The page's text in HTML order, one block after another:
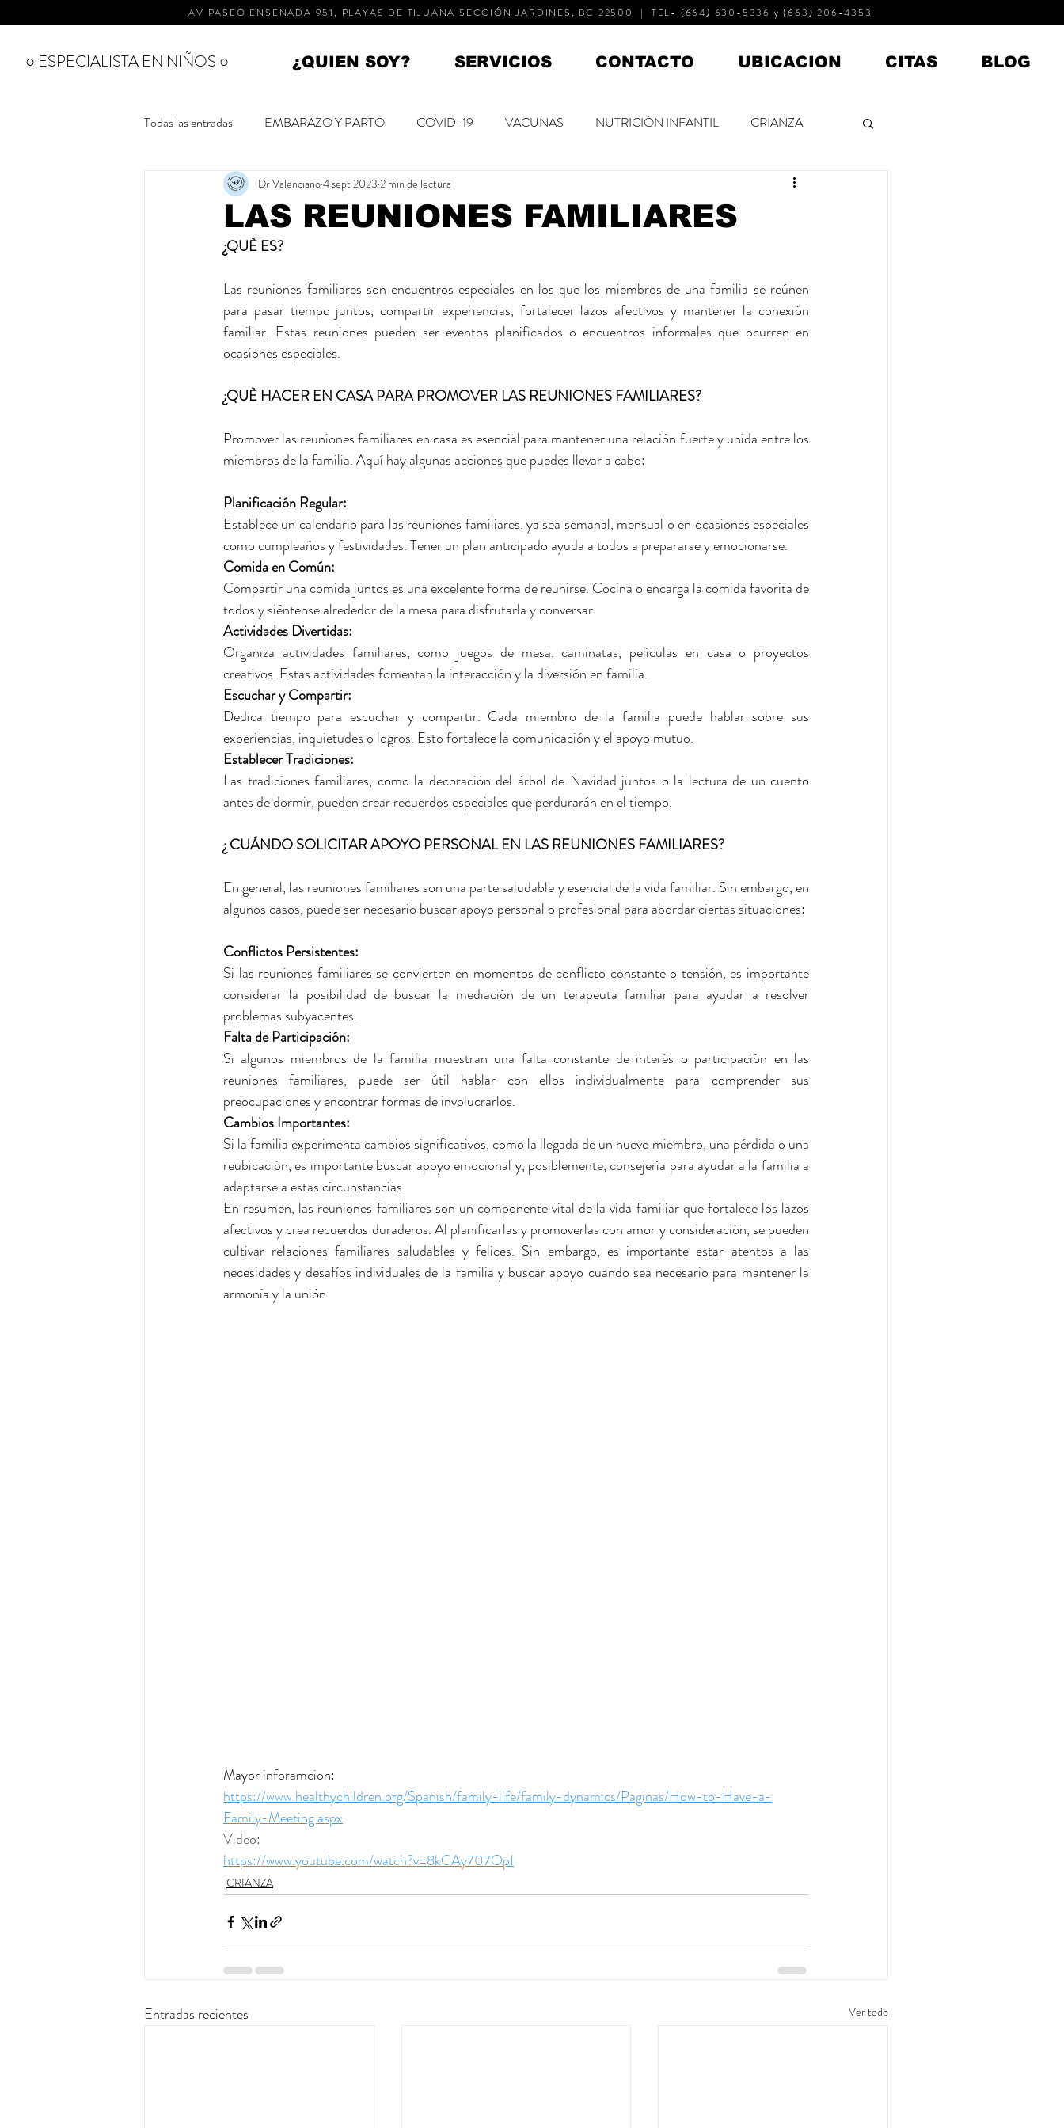
AV PASEO ENSENADA 951, PLAYAS DE TIJUANA SECCIÓN JARDINES, BC 22500 | TEL- (664) 630-5336 y (663) 206-4353
○ ESPECIALISTA EN NIÑOS ○ ¿QUIEN SOY? SERVICIOS CONTACTO UBICACION CITAS BLOG
Todas las entradas EMBARAZO Y PARTO COVID-19 VACUNAS NUTRICIÓN INFANTIL CRIANZA
ESPECIALISTAS RECIEN NACIDOS NIÑOS PEQUEÑOS ADOLESCENTES
SALUD BUCAL
LAS REUNIONES FAMILIARES
Dr Valenciano4 sept 2023 2 min de lectura
¿QUÈ ES?
Las reuniones familiares son encuentros especiales en los que los miembros de una familia se reúnen
para pasar tiempo juntos, compartir experiencias, fortalecer lazos afectivos y mantener la conexión
familiar. Estas reuniones pueden ser eventos planificados o encuentros informales que ocurren en
ocasiones especiales.
¿QUÈ HACER EN CASA PARA PROMOVER LAS REUNIONES FAMILIARES?
Promover las reuniones familiares en casa es esencial para mantener una relación fuerte y unida entre los
miembros de la familia. Aquí hay algunas acciones que puedes llevar a cabo:
Planificación Regular:
Establece un calendario para las reuniones familiares, ya sea semanal, mensual o en ocasiones especiales
como cumpleaños y festividades. Tener un plan anticipado ayuda a todos a prepararse y emocionarse.
Comida en Común:
Compartir una comida juntos es una excelente forma de reunirse. Cocina o encarga la comida favorita de
todos y siéntense alrededor de la mesa para disfrutarla y conversar.
Actividades Divertidas:
Organiza actividades familiares, como juegos de mesa, caminatas, películas en casa o proyectos
creativos. Estas actividades fomentan la interacción y la diversión en familia.
Escuchar y Compartir:
Dedica tiempo para escuchar y compartir. Cada miembro de la familia puede hablar sobre sus
experiencias, inquietudes o logros. Esto fortalece la comunicación y el apoyo mutuo.
Establecer Tradiciones:
Las tradiciones familiares, como la decoración del árbol de Navidad juntos o la lectura de un cuento
antes de dormir, pueden crear recuerdos especiales que perdurarán en el tiempo.
¿ CUÁNDO SOLICITAR APOYO PERSONAL EN LAS REUNIONES FAMILIARES?
En general, las reuniones familiares son una parte saludable y esencial de la vida familiar. Sin embargo, en
algunos casos, puede ser necesario buscar apoyo personal o profesional para abordar ciertas situaciones:
Conflictos Persistentes:
Si las reuniones familiares se convierten en momentos de conflicto constante o tensión, es importante
considerar la posibilidad de buscar la mediación de un terapeuta familiar para ayudar a resolver
problemas subyacentes.
Falta de Participación:
Si algunos miembros de la familia muestran una falta constante de interés o participación en las
reuniones familiares, puede ser útil hablar con ellos individualmente para comprender sus
preocupaciones y encontrar formas de involucrarlos.
Cambios Importantes:
Si la familia experimenta cambios significativos, como la llegada de un nuevo miembro, una pérdida o una
reubicación, es importante buscar apoyo emocional y, posiblemente, consejería para ayudar a la familia a
adaptarse a estas circunstancias.
En resumen, las reuniones familiares son un componente vital de la vida familiar que fortalece los lazos
afectivos y crea recuerdos duraderos. Al planificarlas y promoverlas con amor y consideración, se pueden
cultivar relaciones familiares saludables y felices. Sin embargo, es importante estar atentos a las
necesidades y desafíos individuales de la familia y buscar apoyo cuando sea necesario para mantener la
armonía y la unión.
Mayor inforamcion:
https://www.healthychildren.org/Spanish/family-life/family-dynamics/Paginas/How-to-Have-a-
Family-Meeting.aspx
Video:
https://www.youtube.com/watch?v=8kCAy707OpI
CRIANZA
Entradas recientes Ver todo